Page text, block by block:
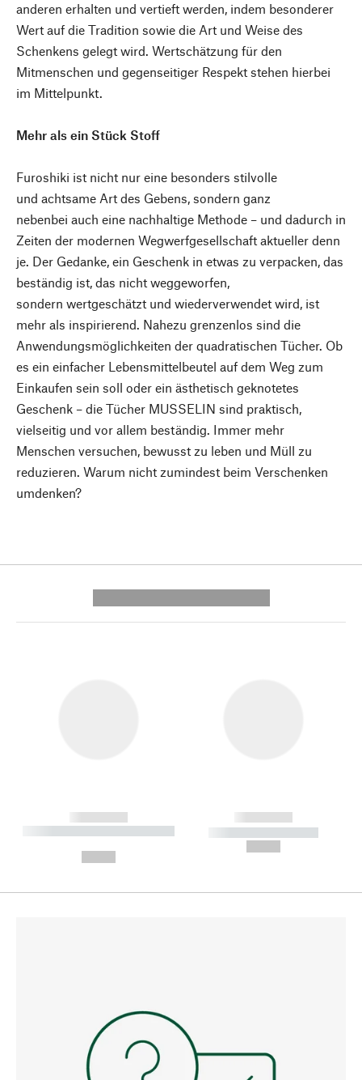
anderen erhalten und vertieft werden, indem besonderer
Wert auf die Tradition sowie die Art und Weise des
Schenkens gelegt wird. Wertschätzung für den
Mitmenschen und gegenseitiger Respekt stehen hierbei
im Mittelpunkt.
Mehr als ein Stück Stoff
Furoshiki ist nicht nur eine besonders stilvolle
und achtsame Art des Gebens, sondern ganz
nebenbei auch eine nachhaltige Methode – und dadurch in
Zeiten der modernen Wegwerfgesellschaft aktueller denn
je. Der Gedanke, ein Geschenk in etwas zu verpacken, das
beständig ist, das nicht weggeworfen,
sondern wertgeschätzt und wiederverwendet wird, ist
mehr als inspirierend. Nahezu grenzenlos sind die
Anwendungsmöglichkeiten der quadratischen Tücher. Ob
es ein einfacher Lebensmittelbeutel auf dem Weg zum
Einkaufen sein soll oder ein ästhetisch geknotetes
Geschenk – die Tücher MUSSELIN sind praktisch,
vielseitig und vor allem beständig. Immer mehr
Menschen versuchen, bewusst zu leben und Müll zu
reduzieren. Warum nicht zumindest beim Verschenken
umdenken?
------------
----------- ----------- --------
------------
----------- -----------